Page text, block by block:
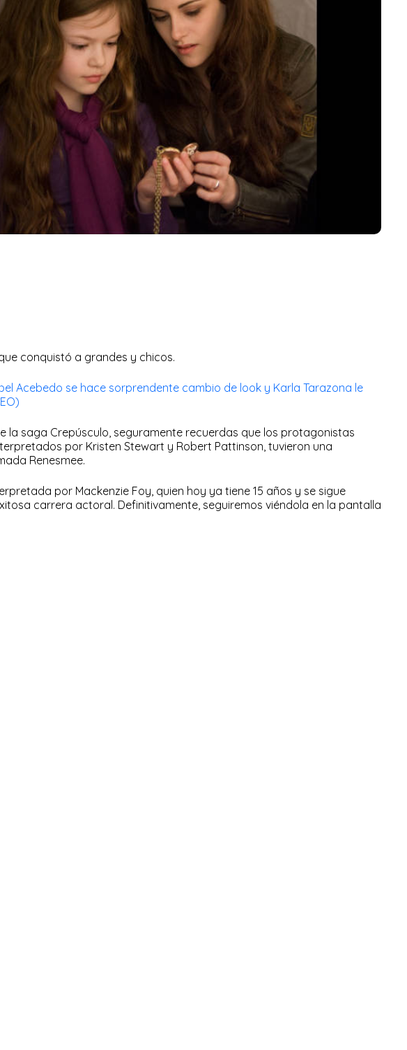
conquistó a grandes y chicos.
Acebedo se hace sorprendente cambio de look y Karla Tarazona le
la saga Crepúsculo, seguramente recuerdas que los protagonistas
por Kristen Stewart y Robert Pattinson, tuvieron una
Renesmee.
por Mackenzie Foy, quien hoy ya tiene 15 años y se sigue
carrera actoral. Definitivamente, seguiremos viéndola en la pantalla